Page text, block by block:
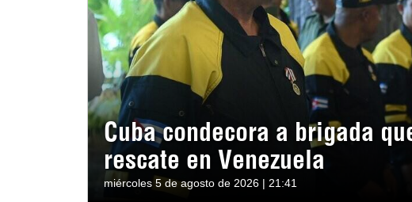
Cuba condecora a brigada
rescate en Venezuela
miércoles 5 de agosto de 2026 | 21:41